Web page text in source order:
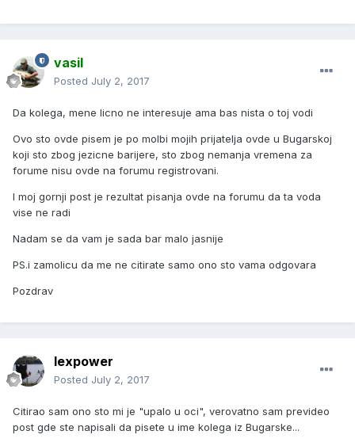
vasil
Posted July 2, 2017
Da kolega, mene licno ne interesuje ama bas nista o toj vodi
Ovo sto ovde pisem je po molbi mojih prijatelja ovde u Bugarskoj
koji sto zbog jezicne barijere, sto zbog nemanja vremena za
forume nisu ovde na forumu registrovani.
I moj gornji post je rezultat pisanja ovde na forumu da ta voda
vise ne radi
Nadam se da vam je sada bar malo jasnije
PS.i zamolicu da me ne citirate samo ono sto vama odgovara
Pozdrav
lexpower
Posted July 2, 2017
Citirao sam ono sto mi je "upalo u oci", verovatno sam prevideo
post gde ste napisali da pisete u ime kolega iz Bugarske...